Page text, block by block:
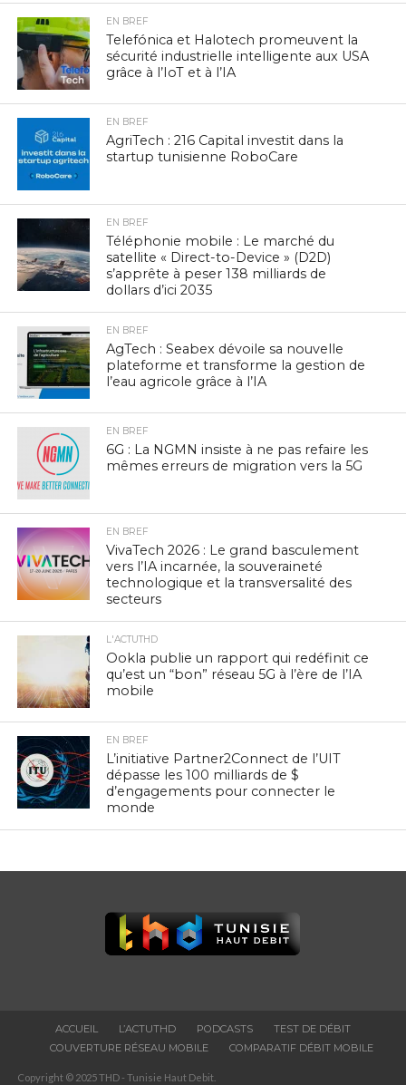
EN BREF
Telefónica et Halotech promeuvent la
sécurité industrielle intelligente aux USA
grâce à l’IoT et à l’IA
EN BREF
AgriTech : 216 Capital investit dans la
startup tunisienne RoboCare
EN BREF
Téléphonie mobile : Le marché du
satellite « Direct-to-Device » (D2D)
s’apprête à peser 138 milliards de
dollars d’ici 2035
EN BREF
AgTech : Seabex dévoile sa nouvelle
plateforme et transforme la gestion de
l’eau agricole grâce à l’IA
EN BREF
6G : La NGMN insiste à ne pas refaire les
mêmes erreurs de migration vers la 5G
EN BREF
VivaTech 2026 : Le grand basculement
vers l’IA incarnée, la souveraineté
technologique et la transversalité des
secteurs
L'ACTUTHD
Ookla publie un rapport qui redéfinit ce
qu’est un “bon” réseau 5G à l’ère de l’IA
mobile
EN BREF
L’initiative Partner2Connect de l’UIT
dépasse les 100 milliards de $
d’engagements pour connecter le
monde
ACCUEIL L’ACTUTHD PODCASTS
TEST DE DÉBIT
COUVERTURE RÉSEAU MOBILE
COMPARATIF DÉBIT MOBILE
Copyright © 2025 THD - Tunisie Haut Debit.